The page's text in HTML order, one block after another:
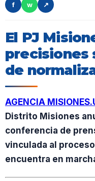
f
w ↗
El PJ
precisiones
de
AGENCIA
Distrito Misiones
conferencia de
vinculada al
encuentra en